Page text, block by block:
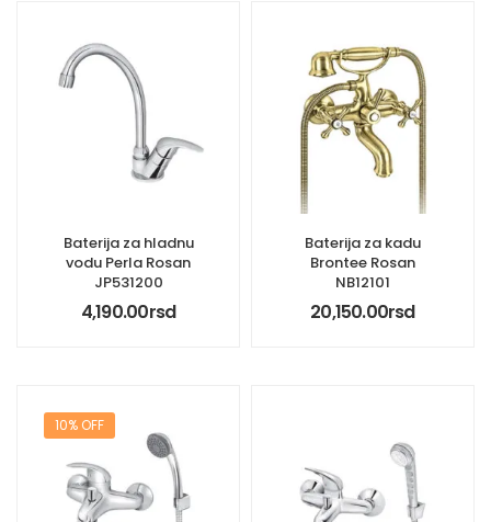
Baterija za hladnu
vodu Perla Rosan
JP531200
4,190.00rsd
Baterija za kadu
Brontee Rosan
NB12101
20,150.00rsd
10% OFF